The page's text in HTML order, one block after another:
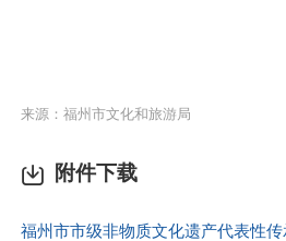
来源：福州市文化和旅游局
附件下载
福州市市级非物质文化遗产代表性